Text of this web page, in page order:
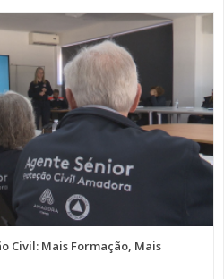
Civil: Mais Formação, Mais